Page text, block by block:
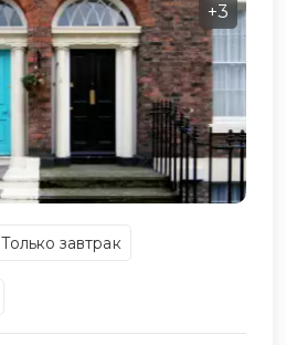
+3
Только завтрак